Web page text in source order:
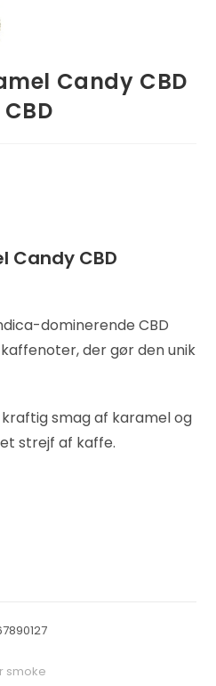
Candy CBD
Candy CBD
dominerende CBD
der gør den unik
smag af karamel og
strejf af kaffe.
smoke